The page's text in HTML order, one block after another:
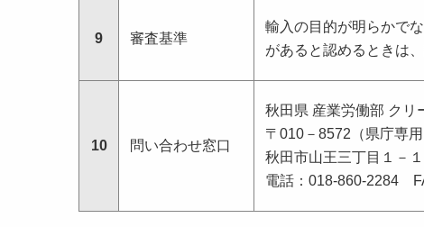
9 審査基準
輸入の目的が明らかで
があると認めるときは
10 問い合わせ窓口
秋田県 産業労働部 ク
〒010－8572（県庁専用
秋田市山王三丁目１－
電話：018-860-2284